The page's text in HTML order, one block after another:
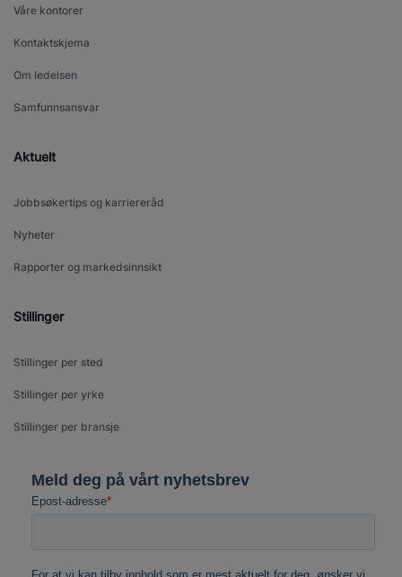
Våre kontorer
Kontaktskjema
Om ledelsen
Samfunnsansvar
Aktuelt
Jobbsøkertips og karriereråd
Nyheter
Rapporter og markedsinnsikt
Stillinger
Stillinger per sted
Stillinger per yrke
Stillinger per bransje